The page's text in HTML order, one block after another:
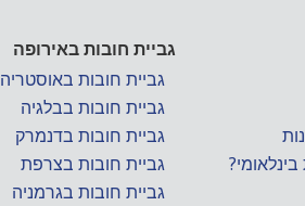
גביית חובות באירופה
גביית חובות באוסטריה
גביית חובות בבלגיה
גביית חובות בדנמרק
גביית חובות בצרפת
גביית חובות בגרמניה